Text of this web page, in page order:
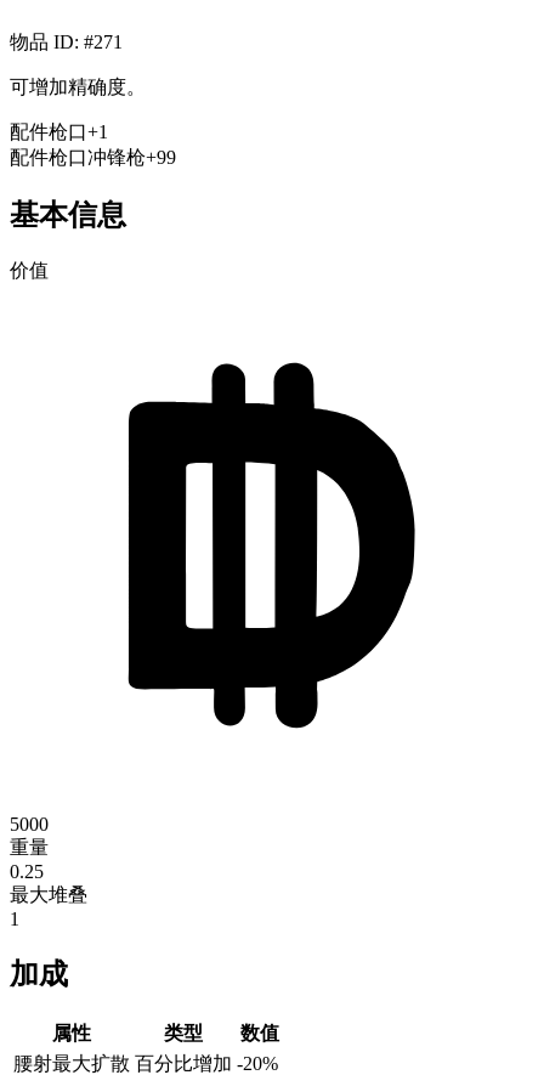
物品 ID: #271
可增加精确度。
配件枪口+1
配件枪口冲锋枪+99
基本信息
价值
5000
重量
0.25
最大堆叠
1
加成
属性 类型
数值
腰射最大扩散 百分比增加 -20%